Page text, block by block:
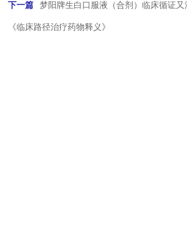
下一篇 梦阳牌生白口服液（合剂）临床循证
《临床路径治疗药物释义》